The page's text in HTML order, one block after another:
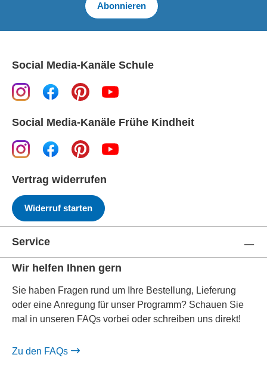
Abonnieren
Social Media-Kanäle Schule
Social Media-Kanäle Frühe Kindheit
Vertrag widerrufen
Widerruf starten
Service
Wir helfen Ihnen gern
Sie haben Fragen rund um Ihre Bestellung, Lieferung
oder eine Anregung für unser Programm? Schauen Sie
mal in unseren FAQs vorbei oder schreiben uns direkt!
Zu den FAQs